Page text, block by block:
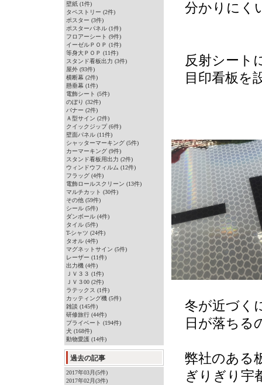
壁紙 (1件)
タペストリー (2件)
ポスター (3件)
ポスターパネル (1件)
フロアーシート (9件)
イーゼルＰＯＰ (1件)
等身大ＰＯＰ (11件)
スタンド看板出力 (3件)
屋外 (93件)
横断幕 (2件)
懸垂幕 (1件)
電飾シート (5件)
のぼり (32件)
バナー (2件)
Ａ型サイン (2件)
クイックジップ (6件)
壁面パネル (11件)
シャッターマーキング (5件)
カーマーキング (9件)
スタンド看板用出力 (2件)
ウィンドウフィルム (12件)
フラッグ (4件)
電飾ロールスクリーン (13件)
マルチカット (30件)
その他 (59件)
シール (5件)
ダンボール (4件)
タイル (5件)
T-シャツ (24件)
タオル (4件)
マグネットサイン (5件)
レーザー (11件)
出力機 (4件)
ＪＶ３３ (1件)
ＪＶ３00 (2件)
ラテックス (1件)
カッティング機 (5件)
雑談 (145件)
研修旅行 (44件)
プライベート (194件)
犬 (168件)
動物愛護 (14件)
過去の記事
2017年03月(5件)
2017年02月(3件)
分かりにく
反射シート
目印看板を
冬が近づく
日が落ちる
弊社のある
ぎりぎり宇